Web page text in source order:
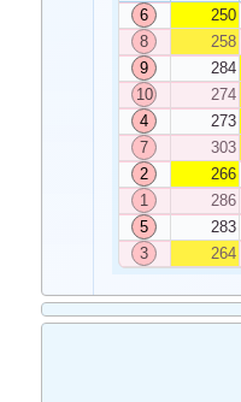
6
250
8
258
9
284
10
274
4
273
7
303
2
266
1
286
5
283
3
264